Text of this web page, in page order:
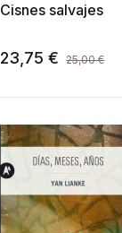
Cisnes salvajes
23,75€ 25,00€